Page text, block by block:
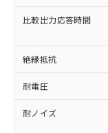
比較出力応答時間
絶縁抵抗
耐電圧
耐ノイズ
在
記載
タ
覧
準
正
様の
ム
*EU RoHS指令
鉛(Pb)
六価クロム
類(PBB)
ル) (DEHP)(
ルベンジル
（DBP）
(DIBP)
但し、RoHS
*中国
Pb(鉛)
ム) : 100ppm、
Cr(Ⅵ)(六価ク
ニル類) :
DBP(フタル
イソブチル) :
（以
ま
国
可)
当
全
い